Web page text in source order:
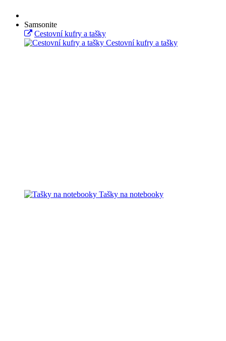
Samsonite
Cestovní kufry a tašky
Cestovní kufry a tašky
Tašky na notebooky